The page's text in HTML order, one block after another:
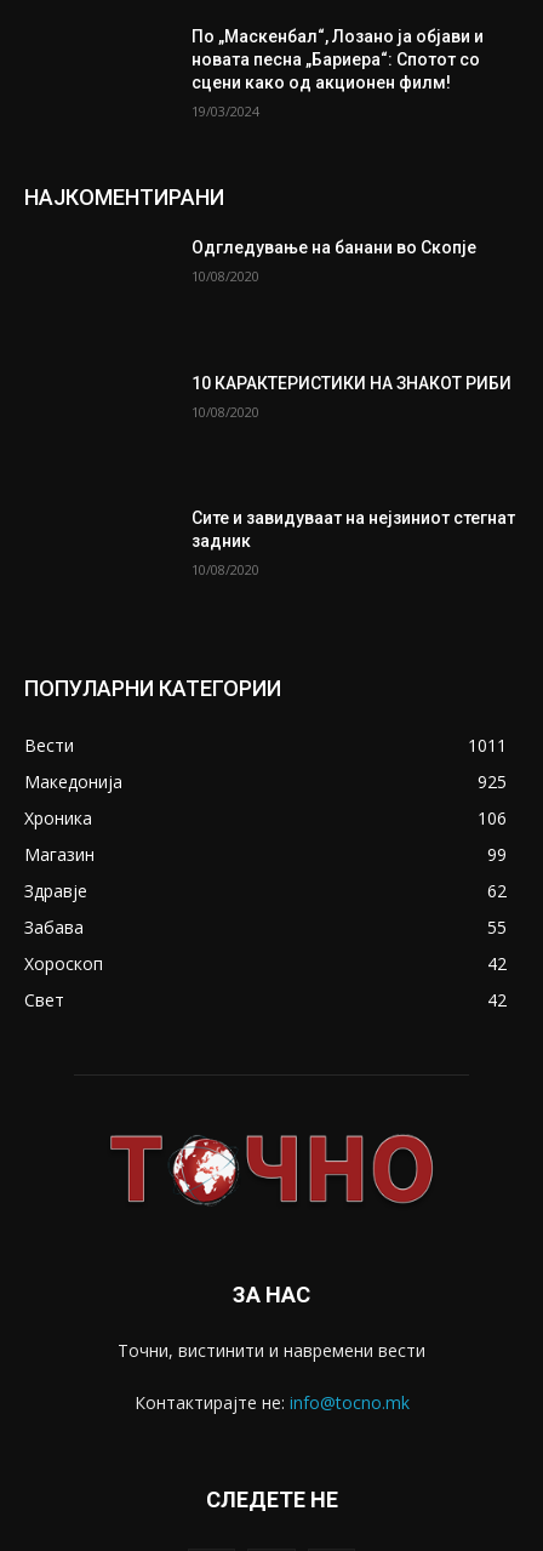
По „Маскенбал“, Лозано ја објави и
новата песна „Бариера“: Спотот со
сцени како од акционен филм!
19/03/2024
НАЈКОМЕНТИРАНИ
Одгледување на банани во Скопје
10/08/2020
10 КАРАКТЕРИСТИКИ НА ЗНАКОТ РИБИ
10/08/2020
Сите и завидуваат на нејзиниот стегнат
задник
10/08/2020
ПОПУЛАРНИ КАТЕГОРИИ
Вести
1011
Македонија
925
Хроника
106
Магазин
99
Здравје
62
Забава
55
Хороскоп
42
Свет
42
ЗА НАС
Точни, вистинити и навремени вести
Контактирајте не: info@tocno.mk
СЛЕДЕТЕ НЕ